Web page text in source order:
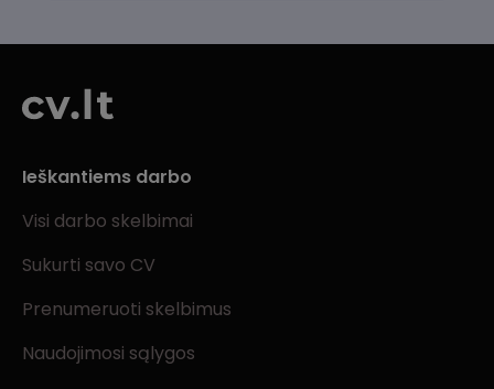
Ieškantiems darbo
Visi darbo skelbimai
Sukurti savo CV
Prenumeruoti skelbimus
Naudojimosi sąlygos